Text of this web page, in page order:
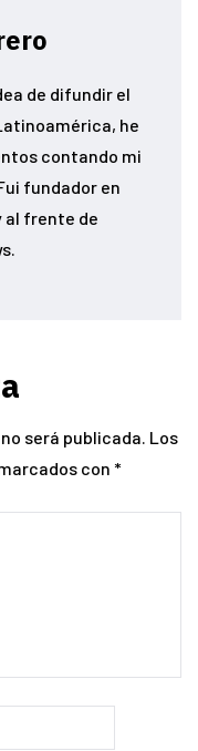
de difundir el
he
contando mi
fundador en
al frente de
será publicada. Los
con *